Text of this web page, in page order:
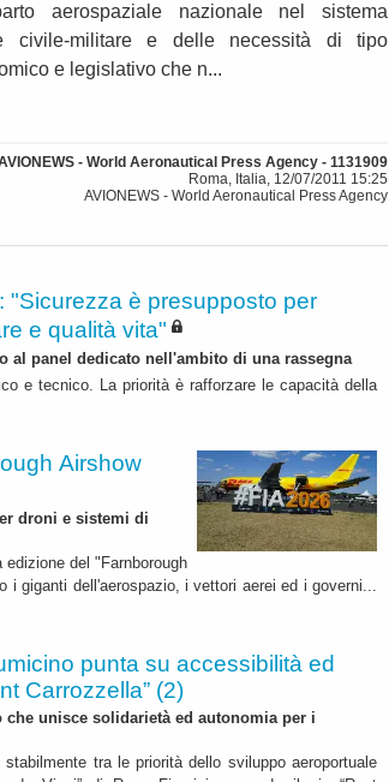
aerospaziale nazionale nel sistema
civile-militare e delle necessità di tipo
e legislativo che n...
- World Aeronautical Press Agency - 1131909
Roma, Italia, 12/07/2011 15:25
AVIONEWS - World Aeronautical Press Agency
"Sicurezza è presupposto per
e qualità vita"
al panel dedicato nell'ambito di una rassegna
e tecnico. La priorità è rafforzare le capacità della
Airshow
droni e sistemi di
del "Farnborough
giganti dell'aerospazio, i vettori aerei ed i governi...
punta su accessibilità ed
Carrozzella” (2)
che unisce solidarietà ed autonomia per i
stabilmente tra le priorità dello sviluppo aeroportuale